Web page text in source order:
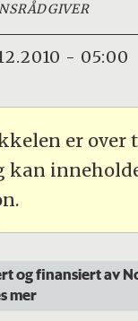
- 05:00
er over
kan
og finansiert av
mer